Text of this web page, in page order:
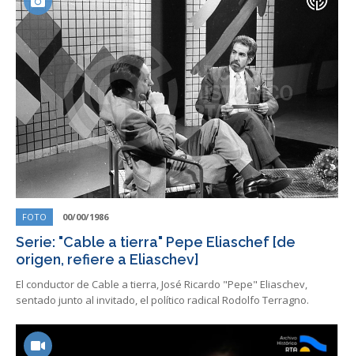
FOTO 00/00/1986
Serie: "Cable a tierra" Pepe Eliaschef [de
origen, refiere a Eliaschev]
El conductor de Cable a tierra, José Ricardo "Pepe" Eliaschev,
sentado junto al invitado, el político radical Rodolfo Terragno.